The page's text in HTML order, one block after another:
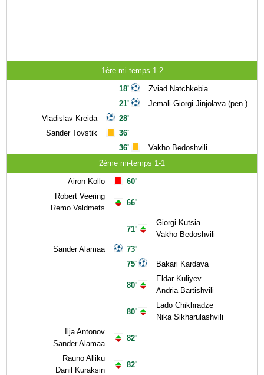
1ère mi-temps 1-2
Vladislav Kreida
Sander Tovstik
18'
21'
28'
36'
36'
Zviad Natchkebia
Jemali-Giorgi Jinjolava (pen.)
Vakho Bedoshvili
2ème mi-temps 1-1
Airon Kollo
Robert Veering
Remo Valdmets
Sander Alamaa
Ilja Antonov
Sander Alamaa
Rauno Alliku
Danil Kuraksin
60'
66'
71'
73'
75'
80'
80'
82'
82'
Giorgi Kutsia
Vakho Bedoshvili
Bakari Kardava
Eldar Kuliyev
Andria Bartishvili
Lado Chikhradze
Nika Sikharulashvili